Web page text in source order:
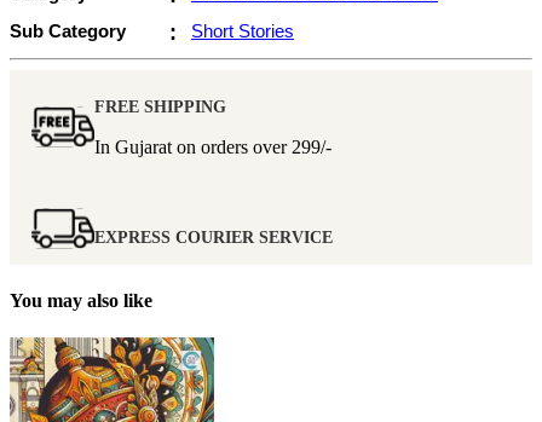
Sub Category
: Short Stories
FREE SHIPPING
In Gujarat on orders over 299/-
EXPRESS COURIER SERVICE
You may also like